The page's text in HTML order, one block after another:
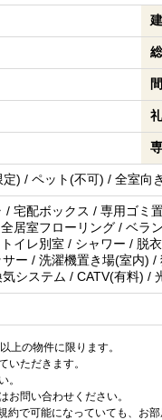
) / ペット(不可) / 全室向
/ 宅配ボックス / 専用ゴミ
居室フローリング / ベラ
イレ別室 / シャワー / 脱
ー / 洗濯機置き場(室内)
システム / CATV(有料) /
上の物件に限ります。
ただきます。
。
問い合わせください。
で可能になっていても、お